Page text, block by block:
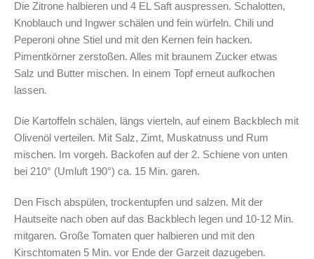
Die Zitrone halbieren und 4 EL Saft auspressen. Schalotten,
Knoblauch und Ingwer schälen und fein würfeln. Chili und
Peperoni ohne Stiel und mit den Kernen fein hacken.
Pimentkörner zerstoßen. Alles mit braunem Zucker etwas
Salz und Butter mischen. In einem Topf erneut aufkochen
lassen.
Die Kartoffeln schälen, längs vierteln, auf einem Backblech mit
Olivenöl verteilen. Mit Salz, Zimt, Muskatnuss und Rum
mischen. Im vorgeh. Backofen auf der 2. Schiene von unten
bei 210° (Umluft 190°) ca. 15 Min. garen.
Den Fisch abspülen, trockentupfen und salzen. Mit der
Hautseite nach oben auf das Backblech legen und 10-12 Min.
mitgaren. Große Tomaten quer halbieren und mit den
Kirschtomaten 5 Min. vor Ende der Garzeit dazugeben.